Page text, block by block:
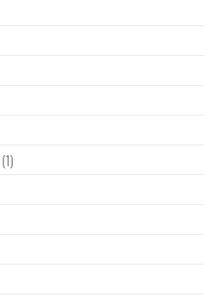
(1)